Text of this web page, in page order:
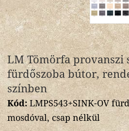
LM Tömörfa provanszi
fürdőszoba bútor,
színben
Kód:LMPS543+SINK-OV
mosdóval, csap nélkül